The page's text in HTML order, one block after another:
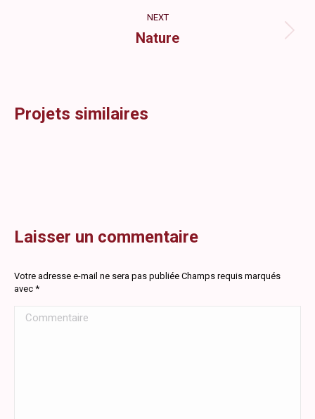
commentaireNEXT
Projets
Nature
Projets similaires
Laisser un commentaire
Votre adresse e-mail ne sera pas publiée Champs requis marqués
avec *
Commentaire